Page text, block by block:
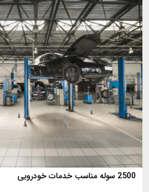
2500 سوله مناسب خدمات خودرویی